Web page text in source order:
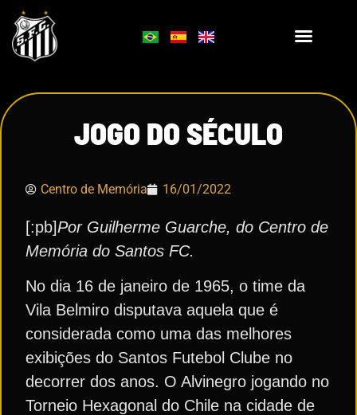
JOGO DO SÉCULO
Centro de Memória 16/01/2022
[:pb]Por Guilherme Guarche, do Centro de
Memória do Santos FC.
No dia 16 de janeiro de 1965, o time da
Vila Belmiro disputava aquela que é
considerada como uma das melhores
exibições do Santos Futebol Clube no
decorrer dos anos. O Alvinegro jogando no
Torneio Hexagonal do Chile na cidade de